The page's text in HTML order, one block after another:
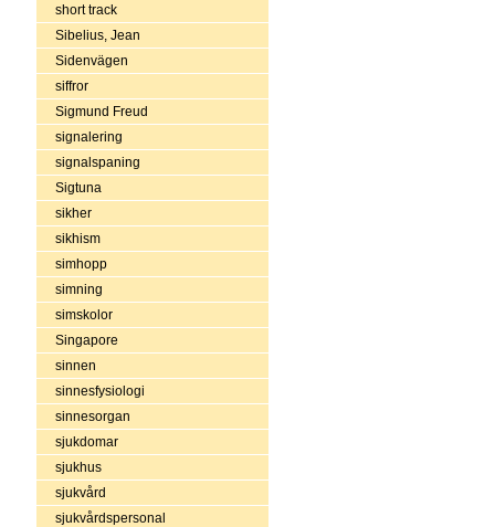
short track
Sibelius, Jean
Sidenvägen
siffror
Sigmund Freud
signalering
signalspaning
Sigtuna
sikher
sikhism
simhopp
simning
simskolor
Singapore
sinnen
sinnesfysiologi
sinnesorgan
sjukdomar
sjukhus
sjukvård
sjukvårdspersonal